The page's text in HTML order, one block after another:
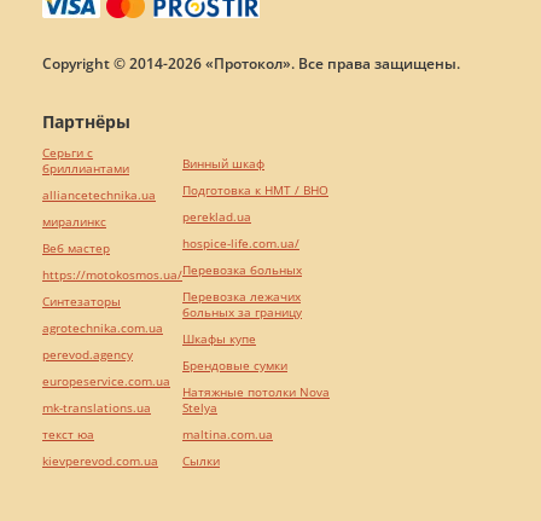
Copyright © 2014-2026 «Протокол». Все права защищены.
Партнёры
Серьги с
бриллиантами
alliancetechnika.ua
миралинкс
Веб мастер
https://motokosmos.ua/
Синтезаторы
agrotechnika.com.ua
perevod.agency
europeservice.com.ua
mk-translations.ua
текст юа
kievperevod.com.ua
Винный шкаф
Подготовка к НМТ / ВНО
pereklad.ua
hospice-life.com.ua/
Перевозка больных
Перевозка лежачих
больных за границу
Шкафы купе
Брендовые сумки
Натяжные потолки Nova
Stelya
maltina.com.ua
Cылки